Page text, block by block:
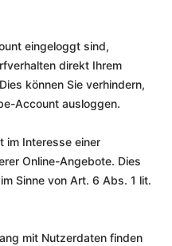
eingeloggt sind,
direkt Ihrem
können Sie verhindern,
Account ausloggen.
im Interesse einer
Online-Angebote. Dies
Sinne von Art. 6 Abs. 1 lit.
mit Nutzerdaten finden